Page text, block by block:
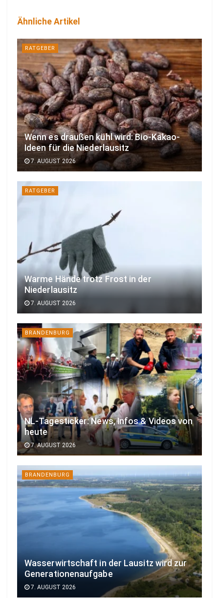
Ähnliche Artikel
RATGEBER
Wenn es draußen kühl wird: Bio-Kakao-
Ideen für die Niederlausitz
7. AUGUST 2026
RATGEBER
Warme Hände trotz Frost in der
Niederlausitz
7. AUGUST 2026
BRANDENBURG
NL-Tagesticker: News, Infos & Videos von
heute
7. AUGUST 2026
BRANDENBURG
Wasserwirtschaft in der Lausitz wird zur
Generationenaufgabe
7. AUGUST 2026